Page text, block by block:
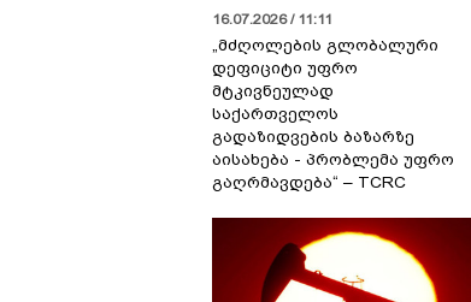
16.07.2026 / 11:11
„მძღოლების გლობალური
დეფიციტი უფრო
მტკივნეულად
საქართველოს
გადაზიდვების ბაზარზე
აისახება - პრობლემა უფრო
გაღრმავდება“ – TCRC